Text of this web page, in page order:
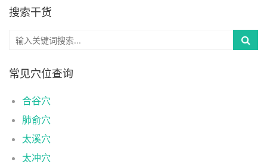
搜索干货
常见穴位查询
合谷穴
肺俞穴
太溪穴
太冲穴